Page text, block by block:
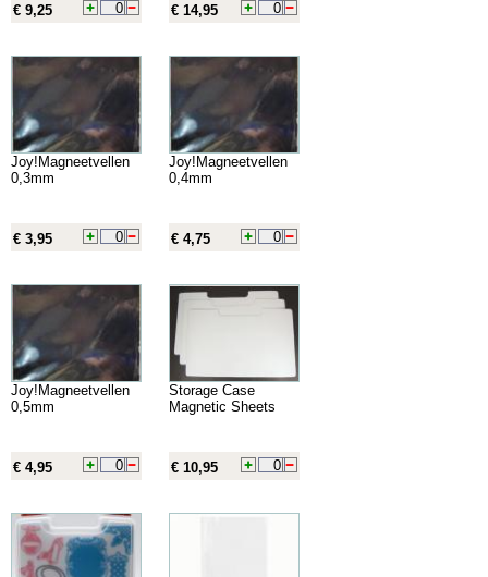
€ 9,25 € 14,95
Joy!Magneetvellen
0,3mm
€ 3,95
Joy!Magneetvellen
0,4mm
€ 4,75
Joy!Magneetvellen
0,5mm
€ 4,95
Storage Case
Magnetic Sheets
€ 10,95